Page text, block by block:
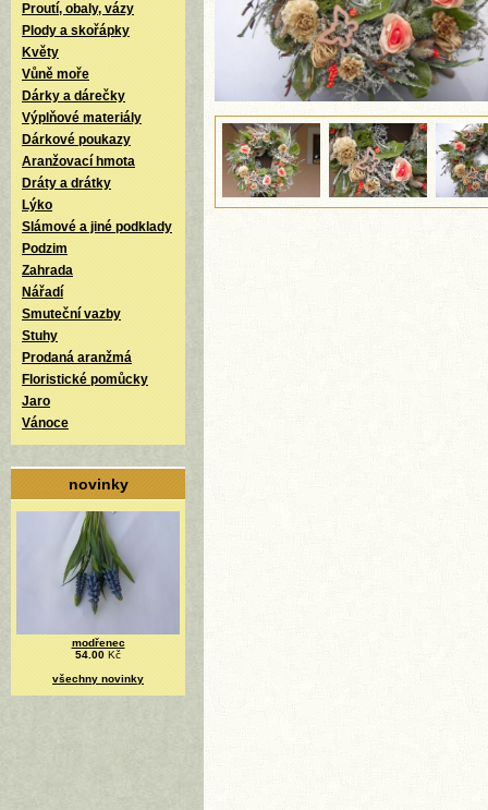
Proutí, obaly, vázy
Plody a skořápky
Květy
Vůně moře
Dárky a dárečky
Výplňové materiály
Dárkové poukazy
Aranžovací hmota
Dráty a drátky
Lýko
Slámové a jiné podklady
Podzim
Zahrada
Nářadí
Smuteční vazby
Stuhy
Prodaná aranžmá
Floristické pomůcky
Jaro
Vánoce
novinky
modřenec
54.00 Kč
všechny novinky